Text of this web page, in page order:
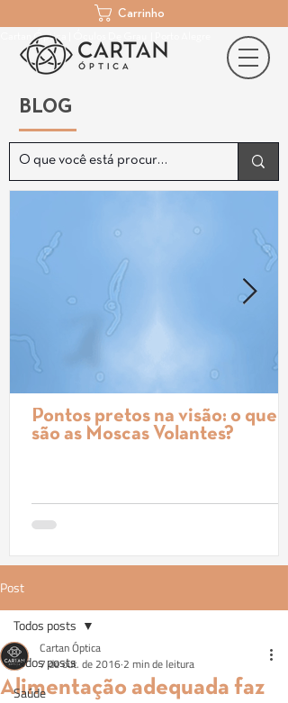
Cartan Óptica | Óculos De Grau | Porto Alegre
Carrinho
BLOG
Pontos pretos na visão: o que
são as Moscas Volantes?
Post
Todos posts
Saúde
Todos posts
Alimentação adequada faz
Cartan Óptica
7 de out. de 20162 min de leitura